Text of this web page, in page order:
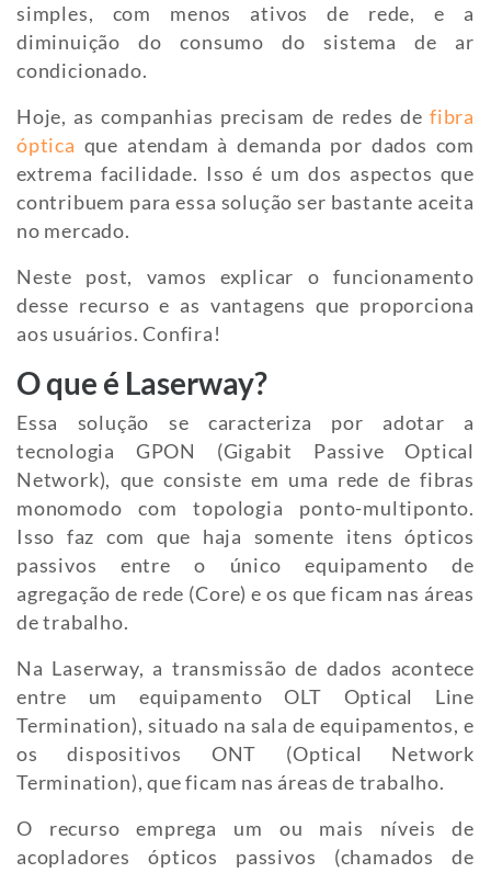
simples, com menos ativos de rede, e a
diminuição do consumo do sistema de ar
condicionado.
Hoje, as companhias precisam de redes de fibra
óptica que atendam à demanda por dados com
extrema facilidade. Isso é um dos aspectos que
contribuem para essa solução ser bastante aceita
no mercado.
Neste post, vamos explicar o funcionamento
desse recurso e as vantagens que proporciona
aos usuários. Confira!
O que é Laserway?
Essa solução se caracteriza por adotar a
tecnologia GPON (Gigabit Passive Optical
Network), que consiste em uma rede de fibras
monomodo com topologia ponto-multiponto.
Isso faz com que haja somente itens ópticos
passivos entre o único equipamento de
agregação de rede (Core) e os que ficam nas áreas
de trabalho.
Na Laserway, a transmissão de dados acontece
entre um equipamento OLT Optical Line
Termination), situado na sala de equipamentos, e
os dispositivos ONT (Optical Network
Termination), que ficam nas áreas de trabalho.
O recurso emprega um ou mais níveis de
acopladores ópticos passivos (chamados de